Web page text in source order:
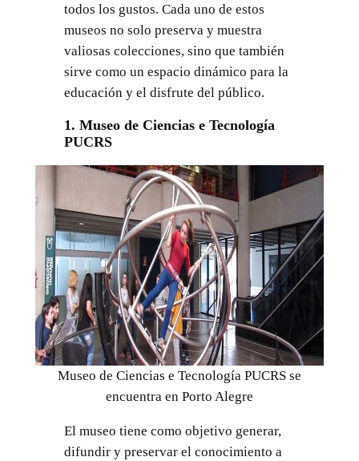
todos los gustos. Cada uno de estos
museos no solo preserva y muestra
valiosas colecciones, sino que también
sirve como un espacio dinámico para la
educación y el disfrute del público.
1. Museo de Ciencias e Tecnología
PUCRS
Museo de Ciencias e Tecnología PUCRS se
encuentra en Porto Alegre
El museo tiene como objetivo generar,
difundir y preservar el conocimiento a